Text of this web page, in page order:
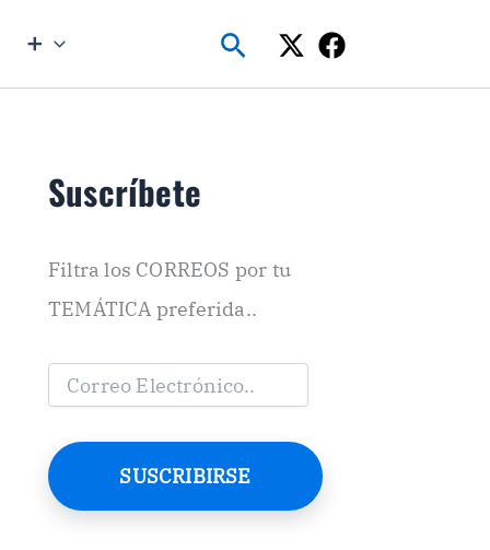
➕ Buscar
Suscríbete
Filtra los CORREOS por tu
TEMÁTICA preferida..
C
e
o
E
SUSCRIBIRSE